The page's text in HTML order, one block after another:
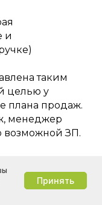
Принять
и
таким
целью у
плана продаж.
менеджер
возможной ЗП.
мотивации. С
день